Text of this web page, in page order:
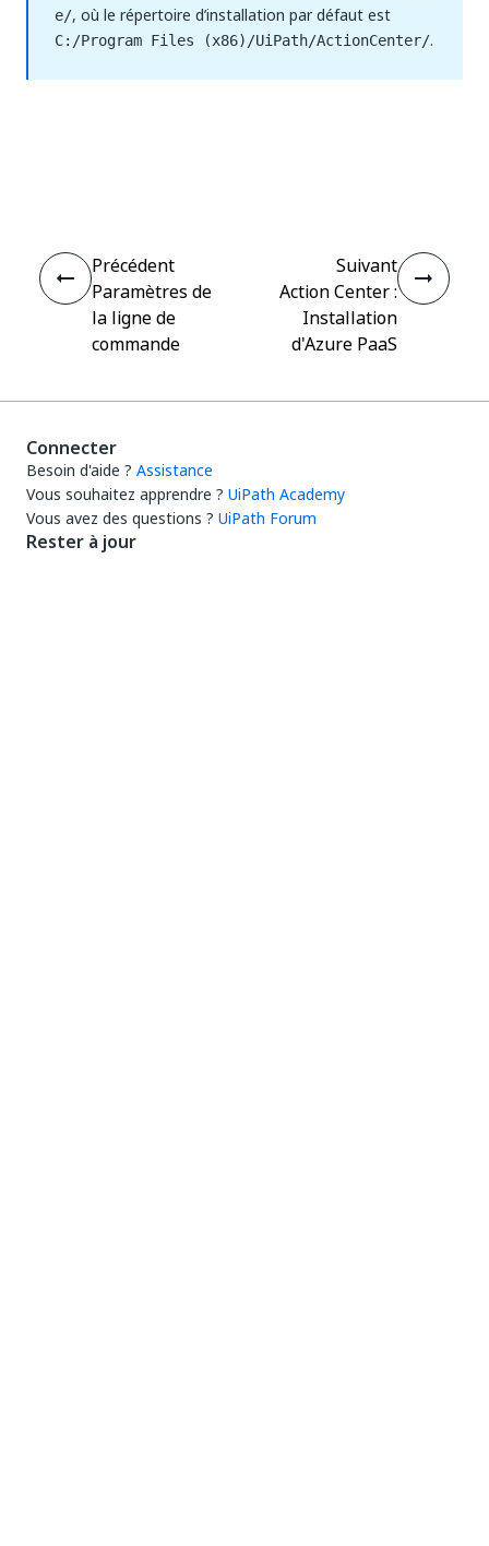
e/, où le répertoire d’installation par défaut est
C:/Program Files (x86)/UiPath/ActionCenter/.
Précédent
Paramètres de
la ligne de
commande
Suivant
Action Center :
Installation
d'Azure PaaS
Connecter
Besoin d'aide ? Assistance
Vous souhaitez apprendre ? UiPath Academy
Vous avez des questions ? UiPath Forum
Rester à jour